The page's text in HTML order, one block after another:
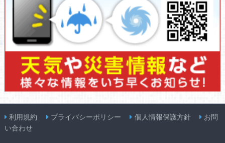
利用規約 プライバシーポリシー 個人情報保護方針
お問
い合わせ